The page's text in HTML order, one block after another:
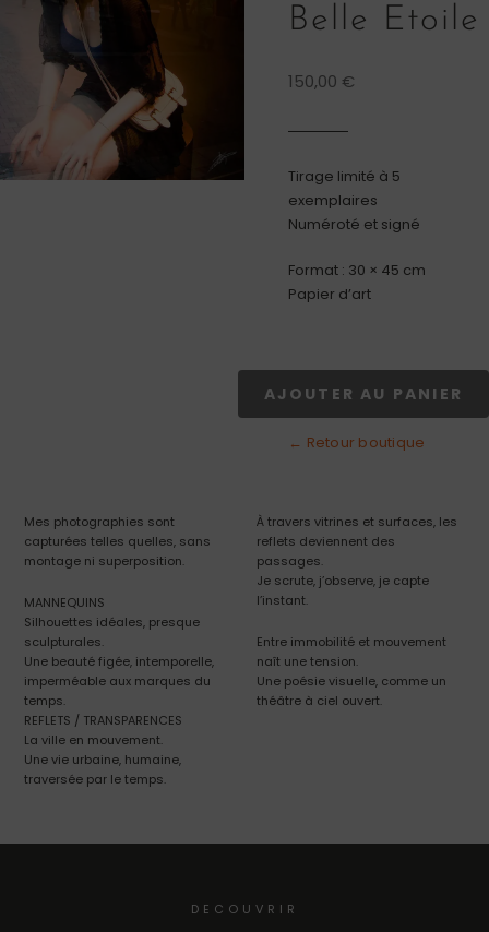
Belle Etoile
150,00 €
Tirage limité à 5
exemplaires
Numéroté et signé
Format : 30 × 45 cm
Papier d’art
quantité
Etoile
AJOUTER AU PANIER
← Retour boutique
Mes photographies sont
capturées telles quelles, sans
montage ni superposition.
MANNEQUINS
Silhouettes idéales, presque
sculpturales.
Une beauté figée, intemporelle,
imperméable aux marques du
temps.
REFLETS / TRANSPARENCES
La ville en mouvement.
Une vie urbaine, humaine,
traversée par le temps.
À travers vitrines et surfaces, les
reflets deviennent des
passages.
Je scrute, j’observe, je capte
l’instant.
Entre immobilité et mouvement
naît une tension.
Une poésie visuelle, comme un
théâtre à ciel ouvert.
DECOUVRIR